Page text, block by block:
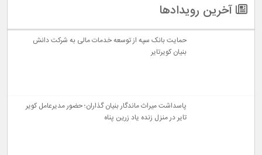
آخرین رویدادها
حمایت بانک سپه از توسعه خدمات مالی به شرکت دانش
بنیان کویرتایر
پاسداشت میراث ماندگار بنیان گذاران؛ حضور مدیرعامل کویر
تایر در منزل زنده یاد زرین پناه